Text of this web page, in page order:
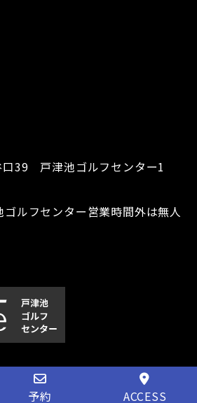
口39 戸津池ゴルフセンター1
ルフセンター営業時間外は無人
予約 ACCESS